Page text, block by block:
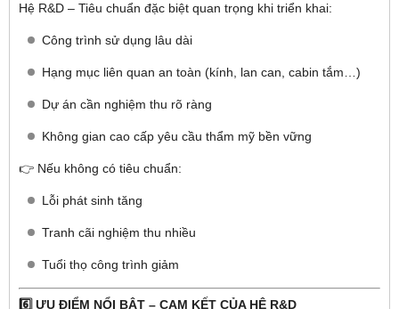
Hệ R&D – Tiêu chuẩn đặc biệt quan trọng khi triển khai:
Công trình sử dụng lâu dài
Hạng mục liên quan an toàn (kính, lan can, cabin tắm…)
Dự án cần nghiệm thu rõ ràng
Không gian cao cấp yêu cầu thẩm mỹ bền vững
👉 Nếu không có tiêu chuẩn:
Lỗi phát sinh tăng
Tranh cãi nghiệm thu nhiều
Tuổi thọ công trình giảm
6️⃣ ƯU ĐIỂM NỔI BẬT – CAM KẾT CỦA HỆ R&D